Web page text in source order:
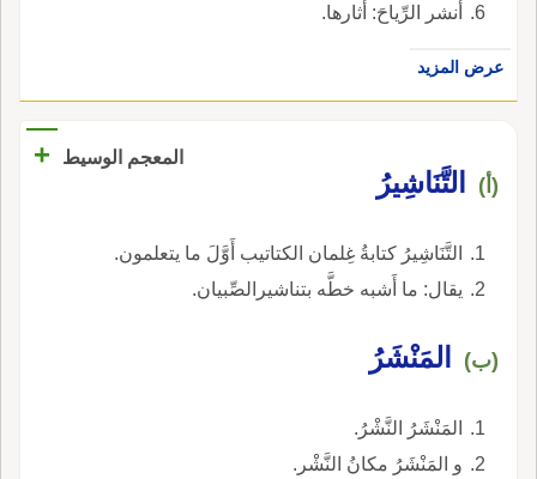
أنشر الرِّياحَ: أثارها.
عرض المزيد
المعجم الوسيط +
(أ) التَّنَاشِيرُ
التَّنَاشِيرُ كتابةُ غِلمان الكتاتيب أَوَّلَ ما يتعلمون.
يقال: ما أَشبه خطَّه بتناشيرالصِّبيان.
(ب) المَنْشَرُ
المَنْشَرُ النَّشْرُ.
و المَنْشَرُ مكانُ النَّشْر.